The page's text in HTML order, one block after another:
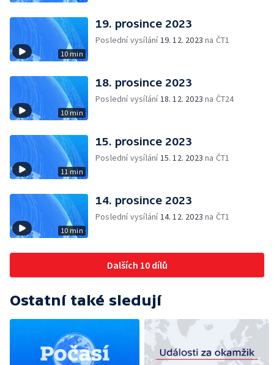
10 min
19. prosince 2023
Poslední vysílání19. 12. 2023 na ČT1
10 min
18. prosince 2023
Poslední vysílání18. 12. 2023 na ČT24
11 min
15. prosince 2023
Poslední vysílání15. 12. 2023 na ČT1
10 min
14. prosince 2023
Poslední vysílání14. 12. 2023 na ČT1
Dalších 10 dílů
Ostatní také sledují